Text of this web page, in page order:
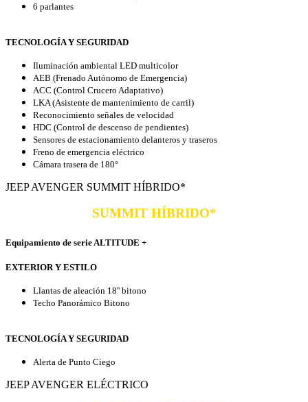
6 parlantes
TECNOLOGÍA Y SEGURIDAD
Iluminación ambiental LED multicolor
AEB (Frenado Autónomo de Emergencia)
ACC (Control Crucero Adaptativo)
LKA (Asistente de mantenimiento de carril)
Reconocimiento señales de velocidad
HDC (Control de descenso de pendientes)
Sensores de estacionamiento delanteros y traseros
Freno de emergencia eléctrico
Cámara trasera de 180°
JEEP AVENGER SUMMIT HÍBRIDO*
SUMMIT HÍBRIDO*
Equipamiento de serie ALTITUDE +
EXTERIOR Y ESTILO
Llantas de aleación 18'' bitono
Techo Panorámico Bitono
TECNOLOGÍA Y SEGURIDAD
Alerta de Punto Ciego
JEEP AVENGER ELÉCTRICO